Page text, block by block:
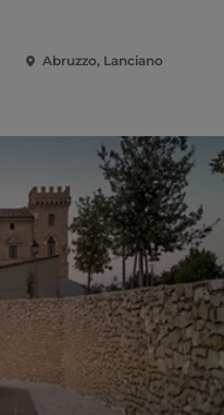
Abruzzo, Lanciano